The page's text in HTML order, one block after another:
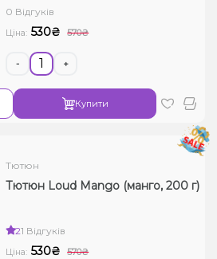
0 Відгуків
Ціна: 530₴ 570₴
- +
Купити
Тютюн
Тютюн Loud Mango (манго, 200 г)
21 Відгуків
Ціна: 530₴ 570₴